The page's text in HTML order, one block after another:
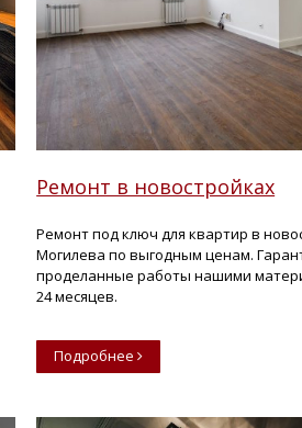
Ремонт в новостройках
Ремонт под ключ для квартир в
Могилева по выгодным ценам.
проделанные работы нашими
24 месяцев.
Подробнее